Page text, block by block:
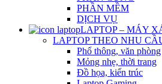
PHẦN MỀM
DỊCH VỤ
LAPTOP – MÁY
LAPTOP THEO NHU
Phổ thông, văn phòng
Mỏng nhẹ, thời trang
Đồ họa, kiến trúc